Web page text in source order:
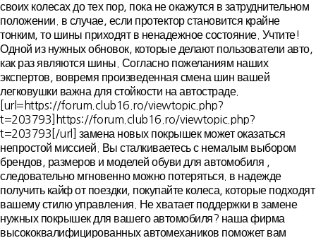
своих колесах до тех пор, пока не окажутся в затруднительном
положении. в случае, если протектор становится крайне
тонким, то шины приходят в ненадежное состояние. Учтите!
Одной из нужных обновок, которые делают пользователи авто,
как раз являются шины. Согласно пожеланиям наших
экспертов, вовремя произведенная смена шин вашей
легковушки важна для стойкости на автостраде.
[url=https://forum.club16.ro/viewtopic.php?
t=203793]https://forum.club16.ro/viewtopic.php?
t=203793[/url] замена новых покрышек может оказаться
непростой миссией. Вы сталкиваетесь с немалым выбором
брендов, размеров и моделей обуви для автомобиля ,
следовательно мгновенно можно потеряться. в надежде
получить кайф от поездки, покупайте колеса, которые подходят
вашему стилю управления. Не хватает поддержки в замене
нужных покрышек для вашего автомобиля? наша фирма
высококвалифицированных автомехаников поможет вам